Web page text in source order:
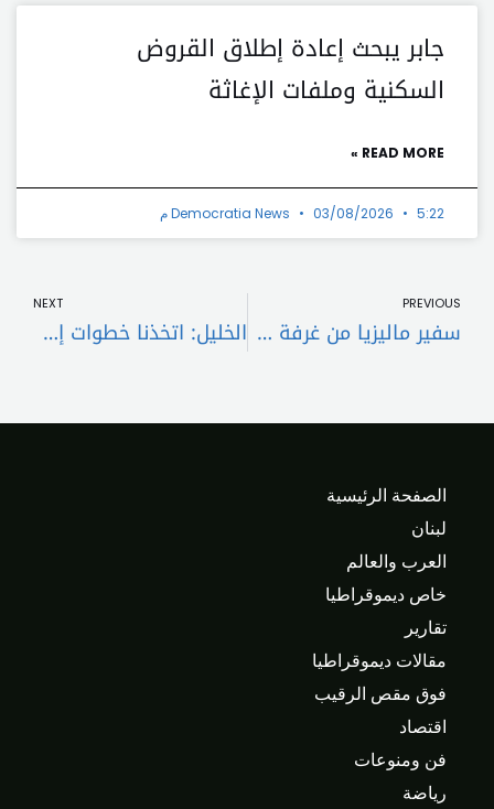
جابر يبحث إعادة إطلاق القروض
السكنية وملفات الإغاثة
READ MORE »
Democratia News 03/08/2026 5:22 م
PREVIOUS
سفير ماليزيا من غرفة طرابلس : “ماليزيا متفائلة بشأن تعزيز العلاقات التجارية مع لبنان”.
NEXT
الخليل: اتخذنا خطوات إستراتيجية لإنعاش القطاع العقاري
الصفحة الرئيسية
لبنان
العرب والعالم
خاص ديموقراطيا
تقارير
مقالات ديموقراطيا
فوق مقص الرقيب
اقتصاد
فن ومنوعات
رياضة